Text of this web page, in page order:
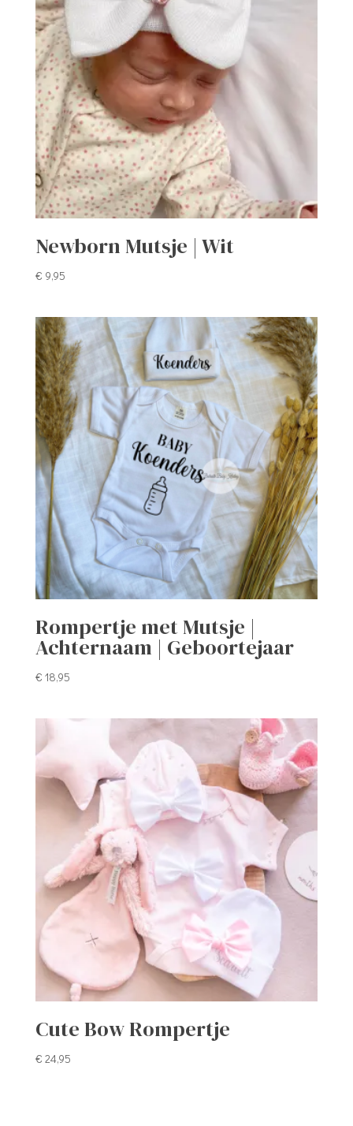
Newborn Mutsje | Wit
€ 9,95
Rompertje met Mutsje |
Achternaam | Geboortejaar
€ 18,95
Cute Bow Rompertje
€ 24,95